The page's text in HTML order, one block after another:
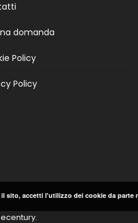
domanda
Policy
Policy
.
sito, accetti l'utilizzo dei cookie da parte